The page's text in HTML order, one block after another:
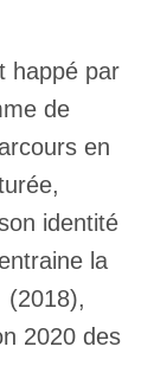
happé par
de
en
identité
la
(2018),
2020 des